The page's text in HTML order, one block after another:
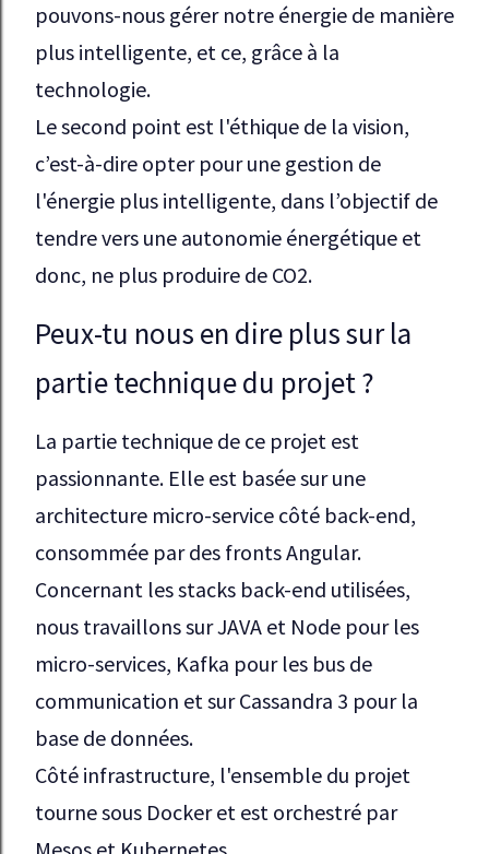
pouvons-nous gérer notre énergie de manière
plus intelligente, et ce, grâce à la
technologie.
Le second point est l'éthique de la vision,
c’est-à-dire opter pour une gestion de
l'énergie plus intelligente, dans l’objectif de
tendre vers une autonomie énergétique et
donc, ne plus produire de CO2.
Peux-tu nous en dire plus sur la
partie technique du projet ?
La partie technique de ce projet est
passionnante. Elle est basée sur une
architecture micro-service côté back-end,
consommée par des fronts Angular.
Concernant les stacks back-end utilisées,
nous travaillons sur JAVA et Node pour les
micro-services, Kafka pour les bus de
communication et sur Cassandra 3 pour la
base de données.
Côté infrastructure, l'ensemble du projet
tourne sous Docker et est orchestré par